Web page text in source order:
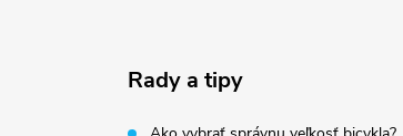
Rady a tipy